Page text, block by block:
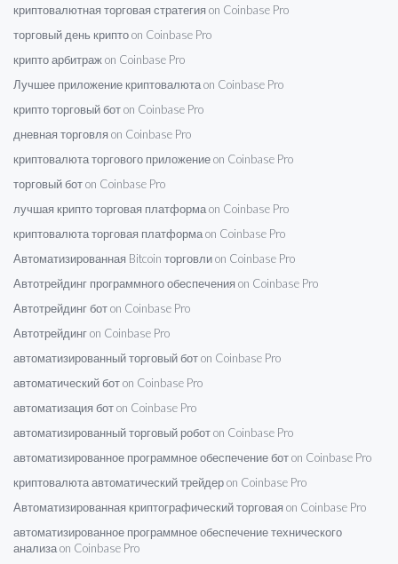
криптовалютная торговая стратегия on Coinbase Pro
торговый день крипто on Coinbase Pro
крипто арбитраж on Coinbase Pro
Лучшее приложение криптовалюта on Coinbase Pro
крипто торговый бот on Coinbase Pro
дневная торговля on Coinbase Pro
криптовалюта торгового приложение on Coinbase Pro
торговый бот on Coinbase Pro
лучшая крипто торговая платформа on Coinbase Pro
криптовалюта торговая платформа on Coinbase Pro
Автоматизированная Bitcoin торговли on Coinbase Pro
Автотрейдинг программного обеспечения on Coinbase Pro
Автотрейдинг бот on Coinbase Pro
Автотрейдинг on Coinbase Pro
автоматизированный торговый бот on Coinbase Pro
автоматический бот on Coinbase Pro
автоматизация бот on Coinbase Pro
автоматизированный торговый робот on Coinbase Pro
автоматизированное программное обеспечение бот on Coinbase Pro
криптовалюта автоматический трейдер on Coinbase Pro
Автоматизированная криптографический торговая on Coinbase Pro
автоматизированное программное обеспечение технического
анализа on Coinbase Pro